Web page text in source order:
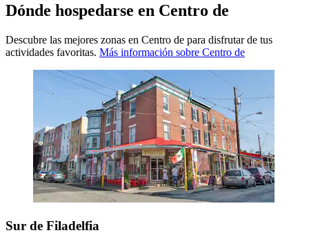
Dónde hospedarse en Centro de
Descubre las mejores zonas en Centro de para disfrutar de tus
actividades favoritas. Más información sobre Centro de
Sur de Filadelfia